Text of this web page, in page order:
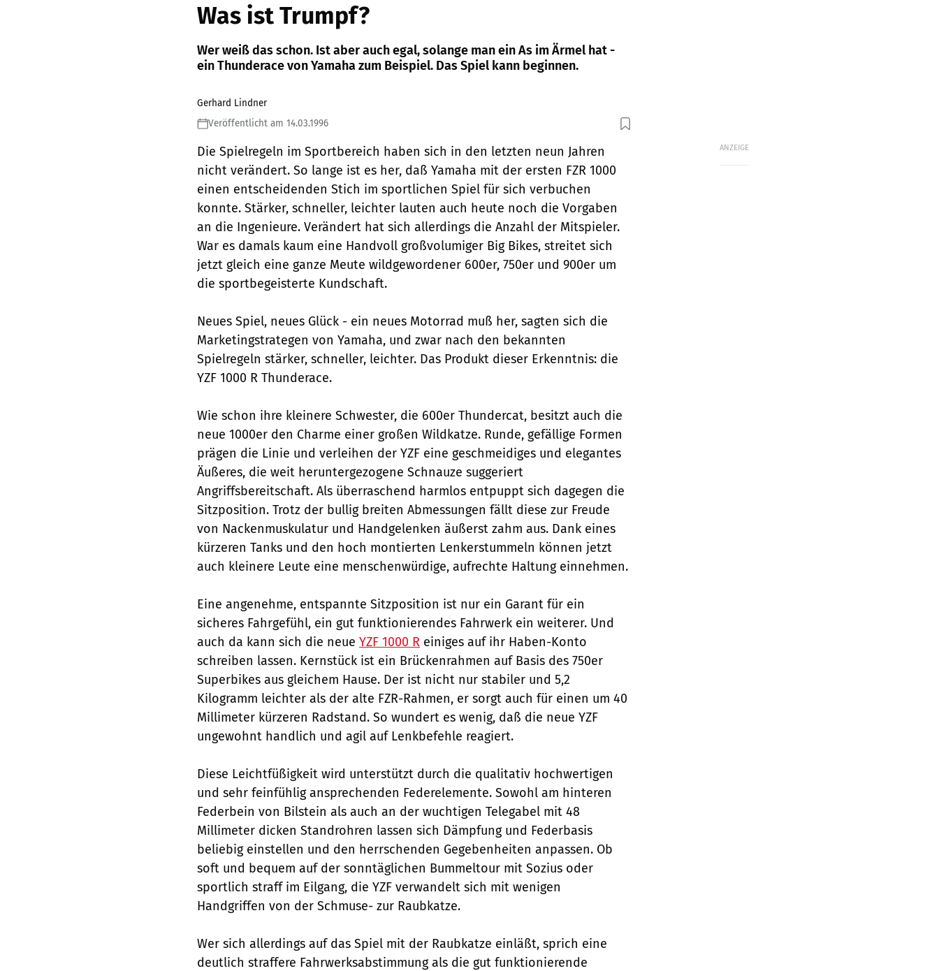
Was ist Trumpf?
Wer weiß das schon. Ist aber auch egal, solange man ein As im Ärmel hat -
ein Thunderace von Yamaha zum Beispiel. Das Spiel kann beginnen.
Gerhard Lindner
Veröffentlicht am 14.03.1996
ANZEIGE
Die Spielregeln im Sportbereich haben sich in den letzten neun Jahren
nicht verändert. So lange ist es her, daß Yamaha mit der ersten FZR 1000
einen entscheidenden Stich im sportlichen Spiel für sich verbuchen
konnte. Stärker, schneller, leichter lauten auch heute noch die Vorgaben
an die Ingenieure. Verändert hat sich allerdings die Anzahl der Mitspieler.
War es damals kaum eine Handvoll großvolumiger Big Bikes, streitet sich
jetzt gleich eine ganze Meute wildgewordener 600er, 750er und 900er um
die sportbegeisterte Kundschaft.
Neues Spiel, neues Glück - ein neues Motorrad muß her, sagten sich die
Marketingstrategen von Yamaha, und zwar nach den bekannten
Spielregeln stärker, schneller, leichter. Das Produkt dieser Erkenntnis: die
YZF 1000 R Thunderace.
Wie schon ihre kleinere Schwester, die 600er Thundercat, besitzt auch die
neue 1000er den Charme einer großen Wildkatze. Runde, gefällige Formen
prägen die Linie und verleihen der YZF eine geschmeidiges und elegantes
Äußeres, die weit heruntergezogene Schnauze suggeriert
Angriffsbereitschaft. Als überraschend harmlos entpuppt sich dagegen die
Sitzposition. Trotz der bullig breiten Abmessungen fällt diese zur Freude
von Nackenmuskulatur und Handgelenken äußerst zahm aus. Dank eines
kürzeren Tanks und den hoch montierten Lenkerstummeln können jetzt
auch kleinere Leute eine menschenwürdige, aufrechte Haltung einnehmen.
Eine angenehme, entspannte Sitzposition ist nur ein Garant für ein
sicheres Fahrgefühl, ein gut funktionierendes Fahrwerk ein weiterer. Und
auch da kann sich die neue YZF 1000 R einiges auf ihr Haben-Konto
schreiben lassen. Kernstück ist ein Brückenrahmen auf Basis des 750er
Superbikes aus gleichem Hause. Der ist nicht nur stabiler und 5,2
Kilogramm leichter als der alte FZR-Rahmen, er sorgt auch für einen um 40
Millimeter kürzeren Radstand. So wundert es wenig, daß die neue YZF
ungewohnt handlich und agil auf Lenkbefehle reagiert.
Diese Leichtfüßigkeit wird unterstützt durch die qualitativ hochwertigen
und sehr feinfühlig ansprechenden Federelemente. Sowohl am hinteren
Federbein von Bilstein als auch an der wuchtigen Telegabel mit 48
Millimeter dicken Standrohren lassen sich Dämpfung und Federbasis
beliebig einstellen und den herrschenden Gegebenheiten anpassen. Ob
soft und bequem auf der sonntäglichen Bummeltour mit Sozius oder
sportlich straff im Eilgang, die YZF verwandelt sich mit wenigen
Handgriffen von der Schmuse- zur Raubkatze.
Wer sich allerdings auf das Spiel mit der Raubkatze einläßt, sprich eine
deutlich straffere Fahrwerksabstimmung als die gut funktionierende